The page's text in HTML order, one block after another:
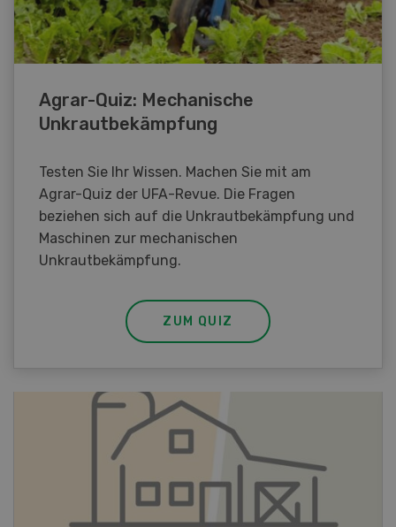
Agrar-Quiz: Mechanische
Unkrautbekämpfung
Testen Sie Ihr Wissen. Machen Sie mit am
Agrar-Quiz der UFA-Revue. Die Fragen
beziehen sich auf die Unkrautbekämpfung und
Maschinen zur mechanischen
Unkrautbekämpfung.
ZUM QUIZ